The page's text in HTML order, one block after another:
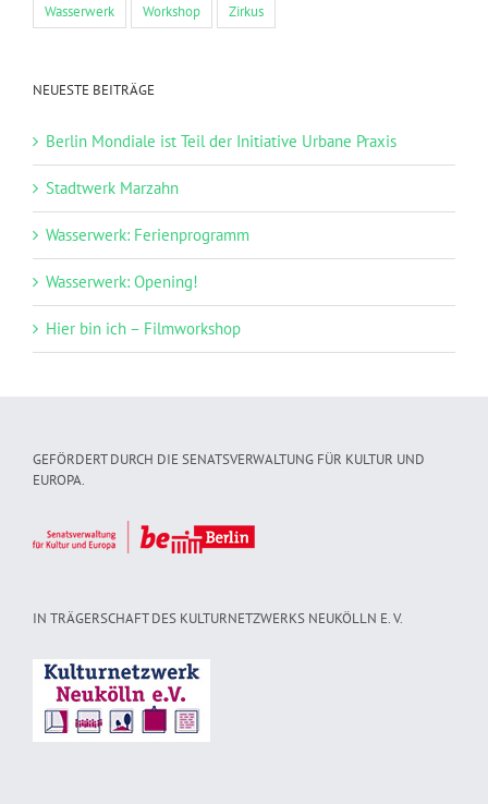
Wasserwerk
Workshop Zirkus
NEUESTE BEITRÄGE
Berlin Mondiale ist Teil der Initiative Urbane Praxis
Stadtwerk Marzahn
Wasserwerk: Ferienprogramm
Wasserwerk: Opening!
Hier bin ich – Filmworkshop
GEFÖRDERT DURCH DIE SENATSVERWALTUNG FÜR KULTUR UND
EUROPA.
IN TRÄGERSCHAFT DES KULTURNETZWERKS NEUKÖLLN E. V.